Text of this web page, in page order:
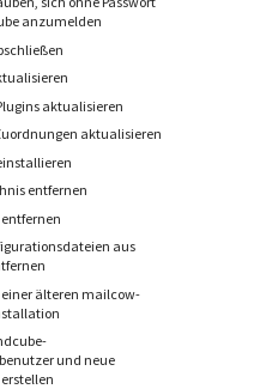
anzumelden
aktualisieren
aktualisieren
entfernen
aus
älteren mailcow-
und neue